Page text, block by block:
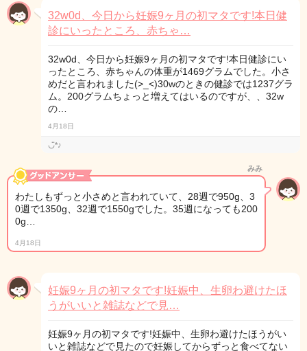
32w0d、今日から妊娠9ヶ月の初マタです!本日健
診にいったところ、赤ちゃ…
32w0d、今日から妊娠9ヶ月の初マタです!本日健診にい
ったところ、赤ちゃんの体重が1469グラムでした。小さ
めだと言われました(>_<)30wのときの健診では1237グラ
ム。200グラムちょっと増えてはいるのですが、、32w
の…
4月18日
◡̈*♪
みみ
わたしもずっと小さめと言われていて、28週で950g、3
0週で1350g、32週で1550gでした。35週になっても200
0g…
4月18日
妊娠9ヶ月の初マタです!妊娠中、生卵わ避けたほ
うがいいと雑誌などで見…
妊娠9ヶ月の初マタです!妊娠中、生卵わ避けたほうがい
いと雑誌などで見たので妊娠してからずっと食べてない